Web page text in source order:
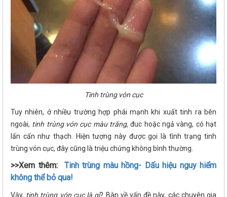
Tinh trùng vón cục
Tuy nhiên, ở nhiều trường hợp phái mạnh khi xuất tinh ra bên
ngoài, tinh trùng vón cục màu trắng,đuc hoặc ngả vàng, có hạt
lấn cấn như thạch. Hiện tượng này được gọi là tình trạng tinh
trùng vón cục, đây cũng là triệu chứng không bình thường.
>>Xem thêm: Tinh trùng màu hồng- Dấu hiệu nguy hiểm
không thể bỏ qua!
Vậy, tinh trùng vón cục là gì? Bàn về vấn đề này, các chuyên gia